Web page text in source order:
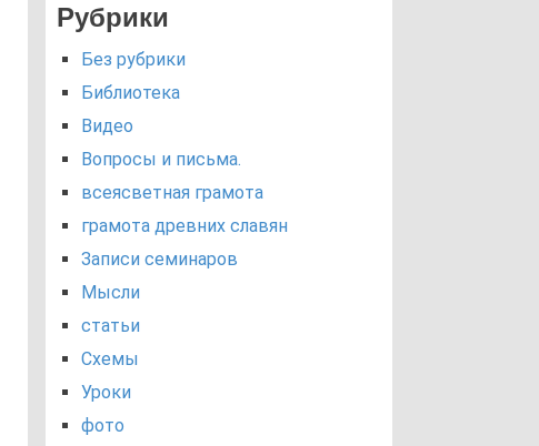
Рубрики
Без рубрики
Библиотека
Видео
Вопросы и письма.
всеясветная грамота
грамота древних славян
Записи семинаров
Мысли
статьи
Схемы
Уроки
фото